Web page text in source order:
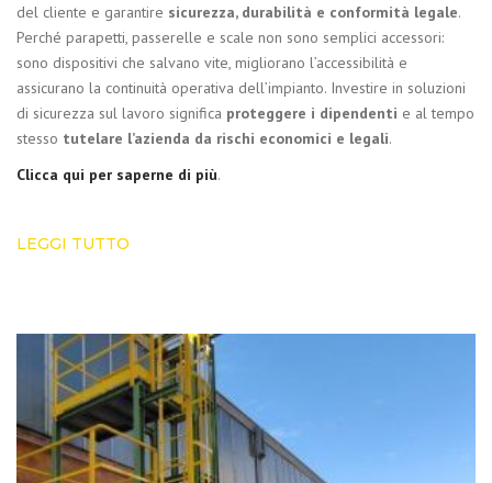
del cliente e garantire sicurezza, durabilità e conformità legale.
Perché parapetti, passerelle e scale non sono semplici accessori:
sono dispositivi che salvano vite, migliorano l’accessibilità e
assicurano la continuità operativa dell’impianto. Investire in soluzioni
di sicurezza sul lavoro significa proteggere i dipendenti e al tempo
stesso tutelare l’azienda da rischi economici e legali.
Clicca qui per saperne di più.
LEGGI TUTTO